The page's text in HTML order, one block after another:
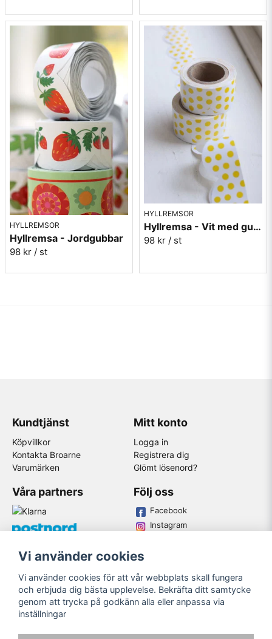
HYLLREMSOR
Hyllremsa - Jordgubbar
98 kr / st
HYLLREMSOR
Hyllremsa - Vit med gula prickar
98 kr / st
Kundtjänst
Köpvillkor
Kontakta Broarne
Varumärken
Mitt konto
Logga in
Registrera dig
Glömt lösenord?
Våra partners Följ oss
Facebook
Instagram
© Copyright
Vi använder cookies
Vi använder cookies för att vår webbplats skall fungera
och erbjuda dig bästa upplevelse. Bekräfta ditt samtycke
genom att trycka på godkänn alla eller anpassa via
inställningar